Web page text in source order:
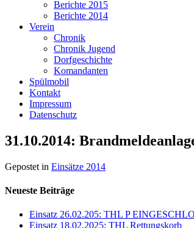
Berichte 2015
Berichte 2014
Verein
Chronik
Chronik Jugend
Dorfgeschichte
Komandanten
Spülmobil
Kontakt
Impressum
Datenschutz
31.10.2014:
Gepostet in Einsätze 2014
Neueste Beiträge
Einsatz 26.02.205: THL P
Einsatz 18.02.2025: THL Rettungskorb